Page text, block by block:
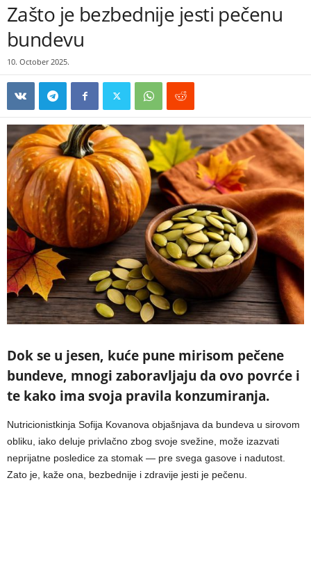
Zašto je bezbednije jesti pečenu
bundevu
10. October 2025.
Dok se u jesen, kuće pune mirisom pečene
bundeve, mnogi zaboravljaju da ovo povrće i
te kako ima svoja pravila konzumiranja.
Nutricionistkinja Sofija Kovanova objašnjava da bundeva u sirovom
obliku, iako deluje privlačno zbog svoje svežine, može izazvati
neprijatne posledice za stomak — pre svega gasove i nadutost.
Zato je, kaže ona, bezbednije i zdravije jesti je pečenu.